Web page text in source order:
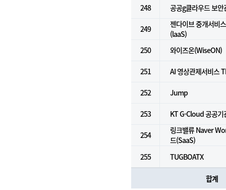
248 공공g클라우드 보안
249
젠다이브 중개서비
(laaS)
250
와이즈온(WiseON)
251 AI 영상관제서비스
252 Jump
253 KT G-Cloud 공공기
254
링크밸류 Naver
드(SaaS)
255
TUGBOATX
합계